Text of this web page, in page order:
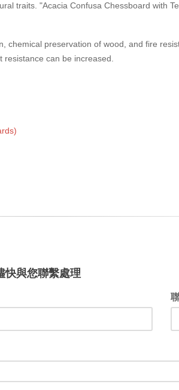
traits. "Acacia Confusa Chessboard with
chemical preservation of wood, and fire
can be increased.
快與您聯繫處理